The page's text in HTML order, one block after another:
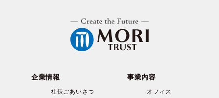
企業情報
社長ごあいさつ
事業内容
オフィス